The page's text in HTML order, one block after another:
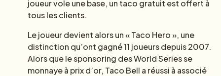
joueur vole une base, un taco gratuit est offert à
tous les clients.
Le joueur devient alors un « Taco Hero », une
distinction qu’ont gagné 11 joueurs depuis 2007.
Alors que le sponsoring des World Series se
monnaye à prix d’or, Taco Bell a réussi à associé